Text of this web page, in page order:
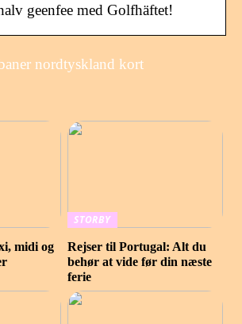
geenfee med Golfhäftet!
nordtyskland kort
midi og
STORBY
Rejser til Portugal: Alt du
behør at vide før din næste
ferie